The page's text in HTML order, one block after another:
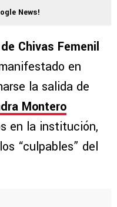
News!
Chivas Femenil
en
la salida de
Montero
en la institución,
“culpables” del